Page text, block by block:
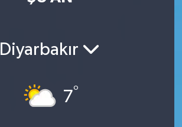
Diyarbakır
7°